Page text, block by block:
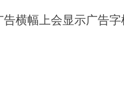
告横幅上会显示广告